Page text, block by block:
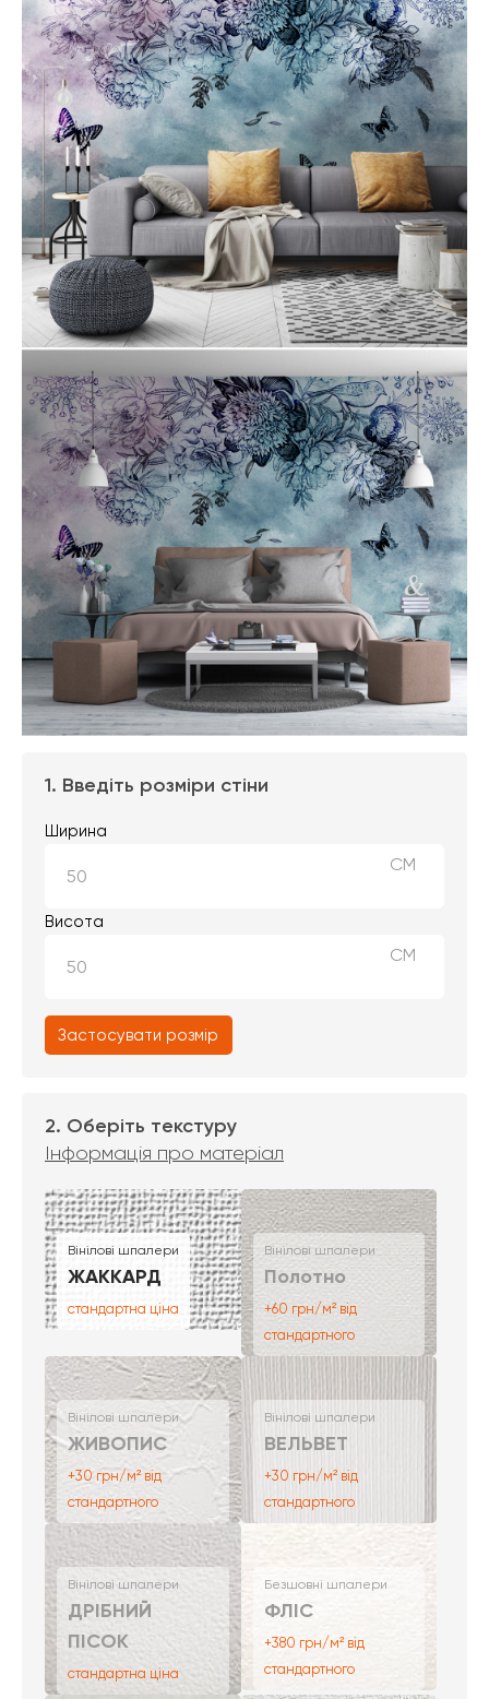
1. Введіть розміри стіни
Ширина
СМ
Висота
СМ
Застосувати розмір
2. Оберіть текстуру
Інформація про матеріал
Вінілові шпалери
ЖАККАРД
стандартна ціна
Вінілові шпалери
Полотно
+60 грн/м² від
стандартного
Вінілові шпалери
ЖИВОПИС
+30 грн/м² від
стандартного
Вінілові шпалери
ВЕЛЬВЕТ
+30 грн/м² від
стандартного
Вінілові шпалери
ДРІБНИЙ
ПІСОК
стандартна ціна
Безшовні шпалери
ФЛІС
+380 грн/м² від
стандартного